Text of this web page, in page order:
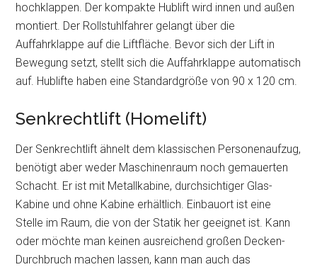
hochklappen. Der kompakte Hublift wird innen und außen
montiert. Der Rollstuhlfahrer gelangt über die
Auffahrklappe auf die Liftfläche. Bevor sich der Lift in
Bewegung setzt, stellt sich die Auffahrklappe automatisch
auf. Hublifte haben eine Standardgröße von 90 x 120 cm.
Senkrechtlift (Homelift)
Der Senkrechtlift ähnelt dem klassischen Personenaufzug,
benötigt aber weder Maschinenraum noch gemauerten
Schacht. Er ist mit Metallkabine, durchsichtiger Glas-
Kabine und ohne Kabine erhältlich. Einbauort ist eine
Stelle im Raum, die von der Statik her geeignet ist. Kann
oder möchte man keinen ausreichend großen Decken-
Durchbruch machen lassen, kann man auch das